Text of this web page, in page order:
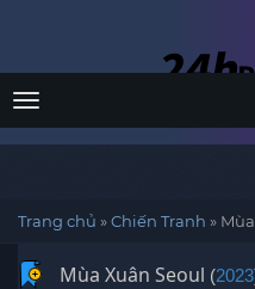
Menu
Trang chủ »Chiến Tranh »
Mùa Xuân Seoul (2023